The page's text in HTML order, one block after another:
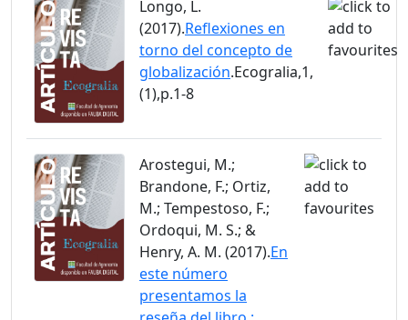
Longo, L.
(2017).Reflexiones en
torno del concepto de
globalización.Ecogralia,1,
(1),p.1-8
Arostegui, M.;
Brandone, F.; Ortiz,
M.; Tempestoso, F.;
Ordoqui, M. S.; &
Henry, A. M. (2017).En
este número
presentamos la